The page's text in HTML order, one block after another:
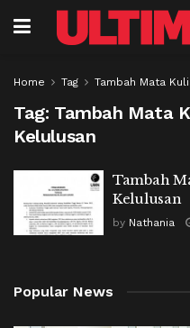
Home Tag Tambah Mata
Tag: Tambah Mata
Kelulusan
Tambah
Kelulusan
by Nathania
Popular News